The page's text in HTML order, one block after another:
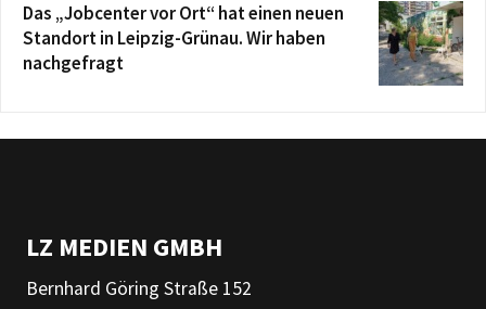
Das „Jobcenter vor Ort“ hat einen neuen
Standort in Leipzig-Grünau. Wir haben
nachgefragt
LZ MEDIEN GMBH
Bernhard Göring Straße 152